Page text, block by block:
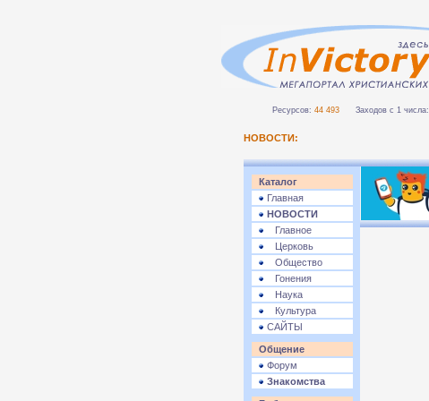
Ресурсов: 44 493 Заходов с 1 числа:
НОВОСТИ:
Каталог
Главная
НОВОСТИ
Главное
Церковь
Общество
Гонения
Наука
Культура
САЙТЫ
Общение
Форум
Знакомства